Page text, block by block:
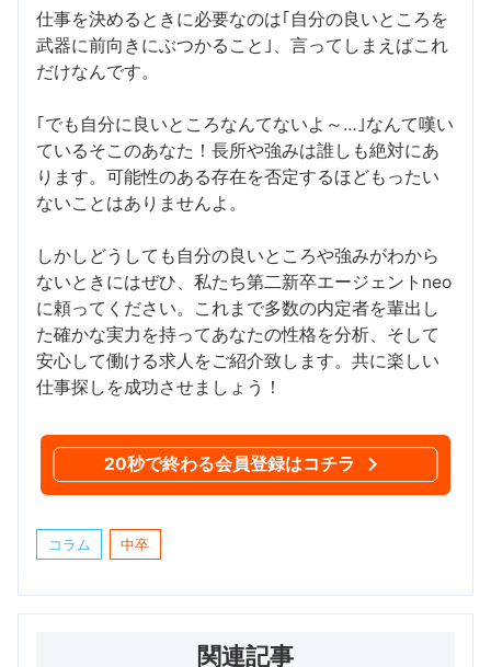
仕事を決めるときに必要なのは｢自分の良いところを
武器に前向きにぶつかること｣、言ってしまえばこれ
だけなんです。
｢でも自分に良いところなんてないよ～…｣なんて嘆い
ているそこのあなた！長所や強みは誰しも絶対にあ
ります。可能性のある存在を否定するほどもったい
ないことはありませんよ。
しかしどうしても自分の良いところや強みがわから
ないときにはぜひ、私たち第二新卒エージェントneo
に頼ってください。これまで多数の内定者を輩出し
た確かな実力を持ってあなたの性格を分析、そして
安心して働ける求人をご紹介致します。共に楽しい
仕事探しを成功させましょう！
20秒で終わる会員登録はコチラ
コラム 中卒
関連記事